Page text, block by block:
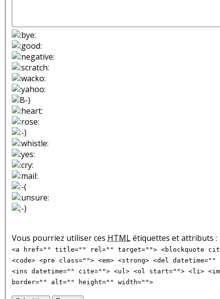
Vous pourriez utiliser ces HTMLétiquettes et attributs :
<a href="" title="" rel="" target=""> <blockquote
<code> <pre class=""> <em> <strong> <del
<ins datetime="" cite=""> <ul> <ol start=""> <li>
border="" alt="" height="" width="">